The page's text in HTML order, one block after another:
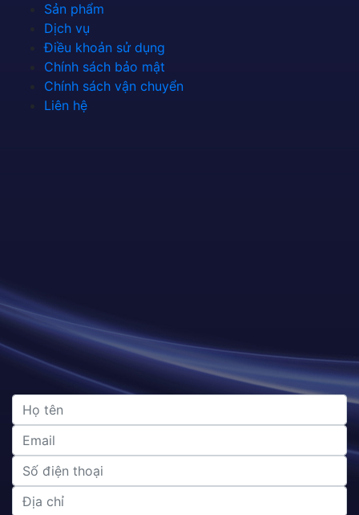
Sản phẩm
Dịch vụ
Điều khoản sử dụng
Chính sách bảo mật
Chính sách vận chuyển
Liên hệ